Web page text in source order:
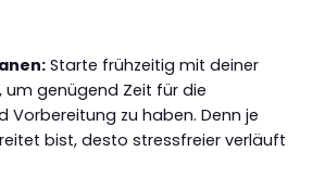
Starte frühzeitig mit deiner
um genügend Zeit für die
Vorbereitung zu haben. Denn je
bist, desto stressfreier verläuft